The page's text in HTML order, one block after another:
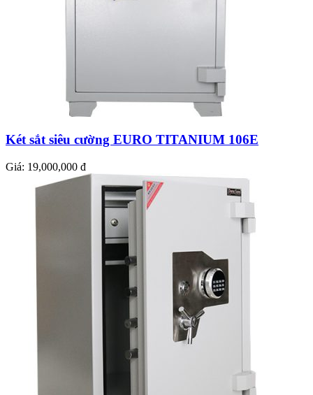
Két sắt siêu cường EURO TITANIUM 106E
Giá: 19,000,000 đ